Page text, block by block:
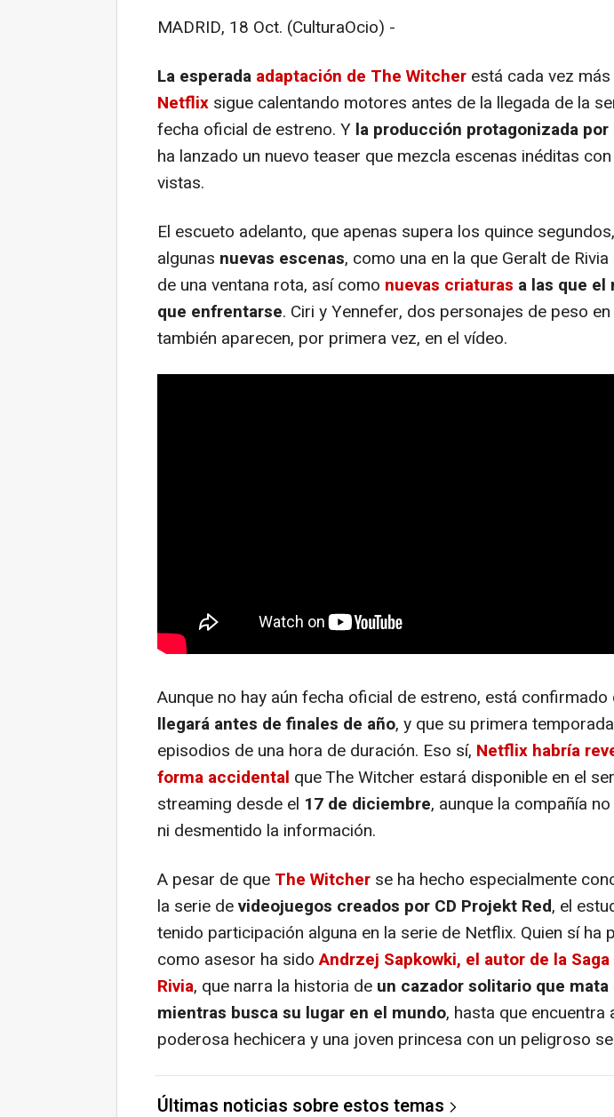
MADRID, 18 Oct. (CulturaOcio) -
La esperada adaptación de The Witcher está cada vez
Netflix sigue calentando motores antes de la llegada de la
fecha oficial de estreno. Y la producción protagonizada por
ha lanzado un nuevo teaser que mezcla escenas inéditas
vistas.
El escueto adelanto, que apenas supera los quince
algunas nuevas escenas, como una en la que Geralt de
de una ventana rota, así como nuevas criaturas a las que el
que enfrentarse. Ciri y Yennefer, dos personajes de peso
también aparecen, por primera vez, en el vídeo.
Aunque no hay aún fecha oficial de estreno, está confirmado
llegará antes de finales de año, y que su primera
episodios de una hora de duración. Eso sí, Netflix habría
forma accidental que The Witcher estará disponible en el
streaming desde el 17 de diciembre, aunque la compañía
ni desmentido la información.
A pesar de que The Witcher se ha hecho especialmente
la serie devideojuegos creados por CD Projekt Red, el
tenido participación alguna en la serie de Netflix. Quien sí ha
como asesor ha sidoAndrzej Sapkowki, el autor de la
Rivia, que narra la historia de un cazador solitario que
mientras busca su lugar en el mundo, hasta que encuentra
poderosa hechicera y una joven princesa con un peligroso
Últimas noticias sobre estos temas